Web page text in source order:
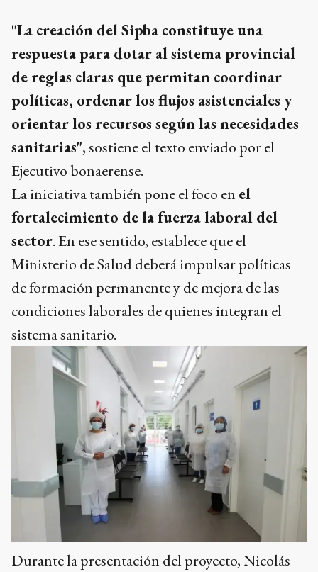
"La creación del Sipba constituye una
respuesta para dotar al sistema provincial
de reglas claras que permitan coordinar
políticas, ordenar los flujos asistenciales y
orientar los recursos según las necesidades
sanitarias", sostiene el texto enviado por el
Ejecutivo bonaerense.
La iniciativa también pone el foco en el
fortalecimiento de la fuerza laboral del
sector. En ese sentido, establece que el
Ministerio de Salud deberá impulsar políticas
de formación permanente y de mejora de las
condiciones laborales de quienes integran el
sistema sanitario.
Durante la presentación del proyecto, Nicolás